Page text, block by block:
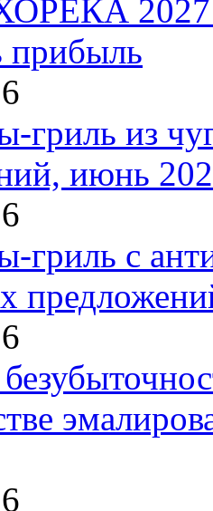
2027:
прибыль
гриль из
июнь
гриль с